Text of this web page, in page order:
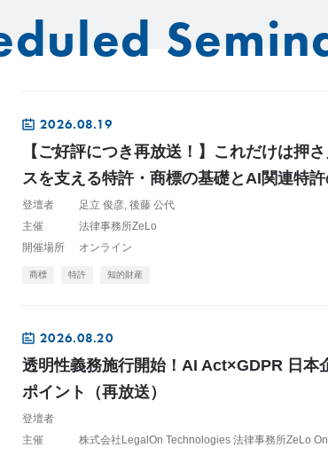
2026.08.19
【ご好評につき再放送！】これだけは押
スを支える特許・商標の基礎とAI関連特
登壇者 足立 俊彦 後藤 公代
主催
法律事務所ZeLo
開催場所
オンライン
商標 特許 知的財産
2026.08.20
透明性義務施行開始！AI Act×GDPR 日本
ポイント（再放送）
登壇者
主催
株式会社LegalOn Technologies 法律事務所ZeLo